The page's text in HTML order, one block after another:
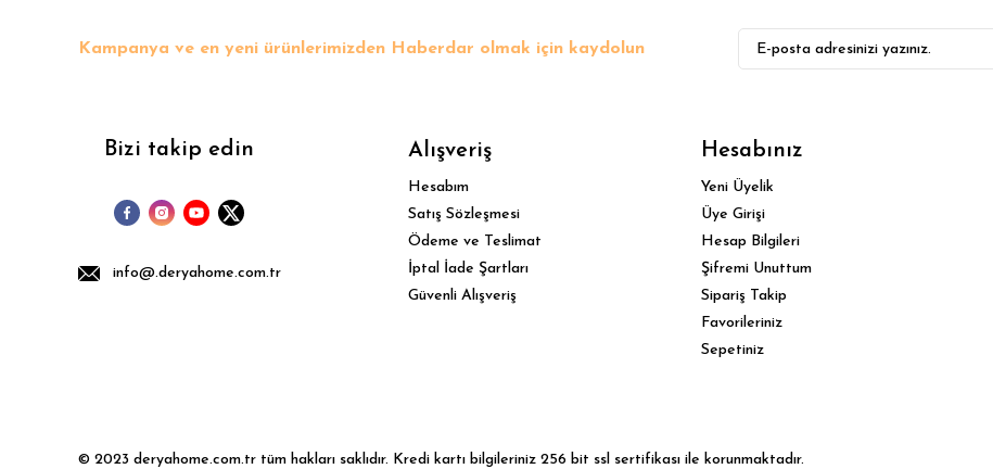
Kampanya ve en yeni ürünlerimizden Haberdar olmak için kaydolun
Bizi takip edin
info@.deryahome.com.tr
Alışveriş
Hesabım
Satış Sözleşmesi
Ödeme ve Teslimat
İptal İade Şartları
Güvenli Alışveriş
Hesabınız
Yeni Üyelik
Üye Girişi
Hesap Bilgileri
Şifremi Unuttum
Sipariş Takip
Favorileriniz
Sepetiniz
© 2023 deryahome.com.tr tüm hakları saklıdır. Kredi kartı bilgileriniz 256 bit ssl sertifikası ile korunmaktadır.